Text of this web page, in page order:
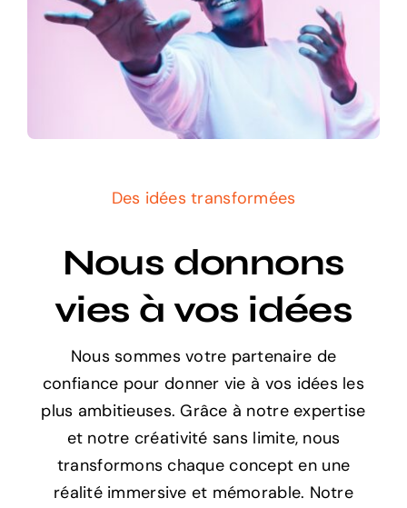
Des idées transformées
Nous donnons
vies à vos idées
Nous sommes votre partenaire de
confiance pour donner vie à vos idées les
plus ambitieuses. Grâce à notre expertise
et notre créativité sans limite, nous
transformons chaque concept en une
réalité immersive et mémorable. Notre